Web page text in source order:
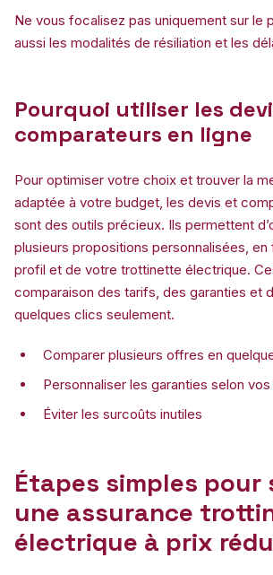
Ne vous focalisez pas uniquement sur le
aussi les modalités de résiliation et les
Pourquoi utiliser les
comparateurs en ligne
Pour optimiser votre choix et trouver la
adaptée à votre budget, les devis et
sont des outils précieux. Ils permettent
plusieurs propositions personnalisées,
profil et de votre trottinette électrique.
comparaison des tarifs, des garanties et
quelques clics seulement.
Comparer plusieurs offres en
Personnaliser les garanties selon
Éviter les surcoûts inutiles
Étapes simples pour
une assurance
électrique à prix